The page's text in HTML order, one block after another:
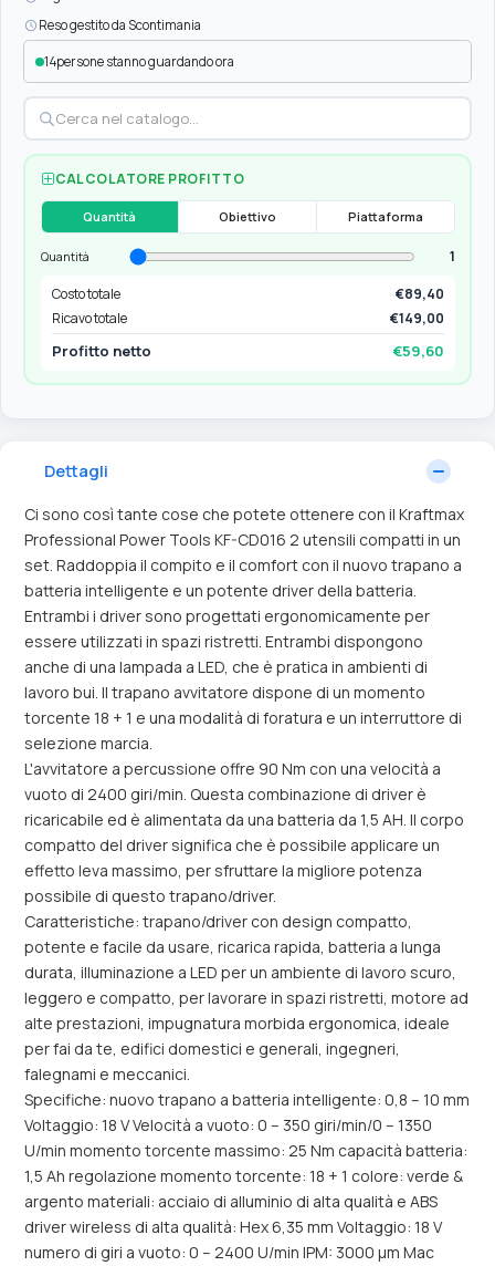
Reso gestito da Scontimania
14persone stanno guardando ora
CALCOLATORE PROFITTO
Quantità Obiettivo Piattaforma
Quantità
1
Costo totale
€89,40
Ricavo totale
€149,00
Profitto netto €59,60
Dettagli
Ci sono così tante cose che potete ottenere con il Kraftmax
Professional Power Tools KF-CD016 2 utensili compatti in un
set. Raddoppia il compito e il comfort con il nuovo trapano a
batteria intelligente e un potente driver della batteria.
Entrambi i driver sono progettati ergonomicamente per
essere utilizzati in spazi ristretti. Entrambi dispongono
anche di una lampada a LED, che è pratica in ambienti di
lavoro bui. Il trapano avvitatore dispone di un momento
torcente 18 + 1 e una modalità di foratura e un interruttore di
selezione marcia.
L'avvitatore a percussione offre 90 Nm con una velocità a
vuoto di 2400 giri/min. Questa combinazione di driver è
ricaricabile ed è alimentata da una batteria da 1,5 AH. Il corpo
compatto del driver significa che è possibile applicare un
effetto leva massimo, per sfruttare la migliore potenza
possibile di questo trapano/driver.
Caratteristiche: trapano/driver con design compatto,
potente e facile da usare, ricarica rapida, batteria a lunga
durata, illuminazione a LED per un ambiente di lavoro scuro,
leggero e compatto, per lavorare in spazi ristretti, motore ad
alte prestazioni, impugnatura morbida ergonomica, ideale
per fai da te, edifici domestici e generali, ingegneri,
falegnami e meccanici.
Specifiche: nuovo trapano a batteria intelligente: 0,8 – 10 mm
Voltaggio: 18 V Velocità a vuoto: 0 – 350 giri/min/0 – 1350
U/min momento torcente massimo: 25 Nm capacità batteria:
1,5 Ah regolazione momento torcente: 18 + 1 colore: verde &
argento materiali: acciaio di alluminio di alta qualità e ABS
driver wireless di alta qualità: Hex 6,35 mm Voltaggio: 18 V
numero di giri a vuoto: 0 – 2400 U/min IPM: 3000 μm Mac